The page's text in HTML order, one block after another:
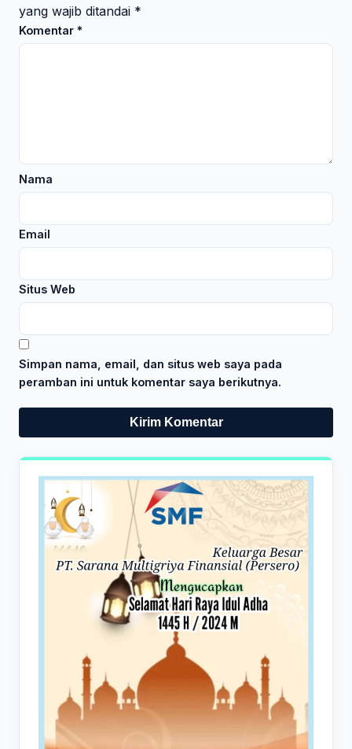
yang wajib ditandai *
Komentar *
Nama
Email
Situs Web
Simpan nama, email, dan situs web saya pada
peramban ini untuk komentar saya berikutnya.